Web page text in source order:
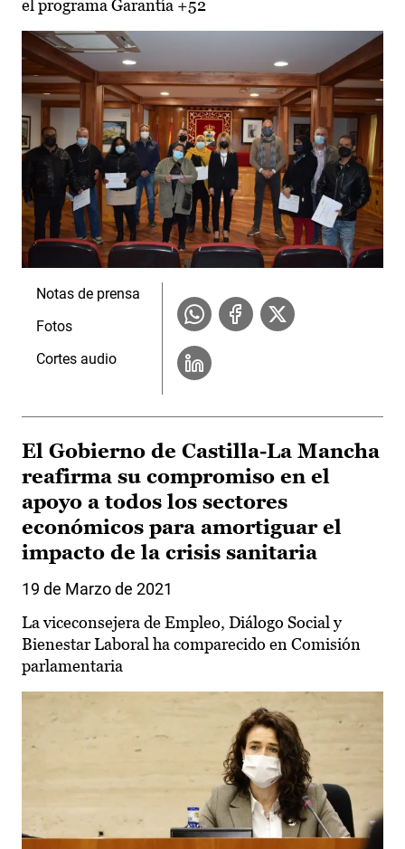
el programa Garantía +52
Notas de prensa
Fotos
Cortes audio
El Gobierno de Castilla-La Mancha
reafirma su compromiso en el
apoyo a todos los sectores
económicos para amortiguar el
impacto de la crisis sanitaria
19 de Marzo de 2021
La viceconsejera de Empleo, Diálogo Social y
Bienestar Laboral ha comparecido en Comisión
parlamentaria